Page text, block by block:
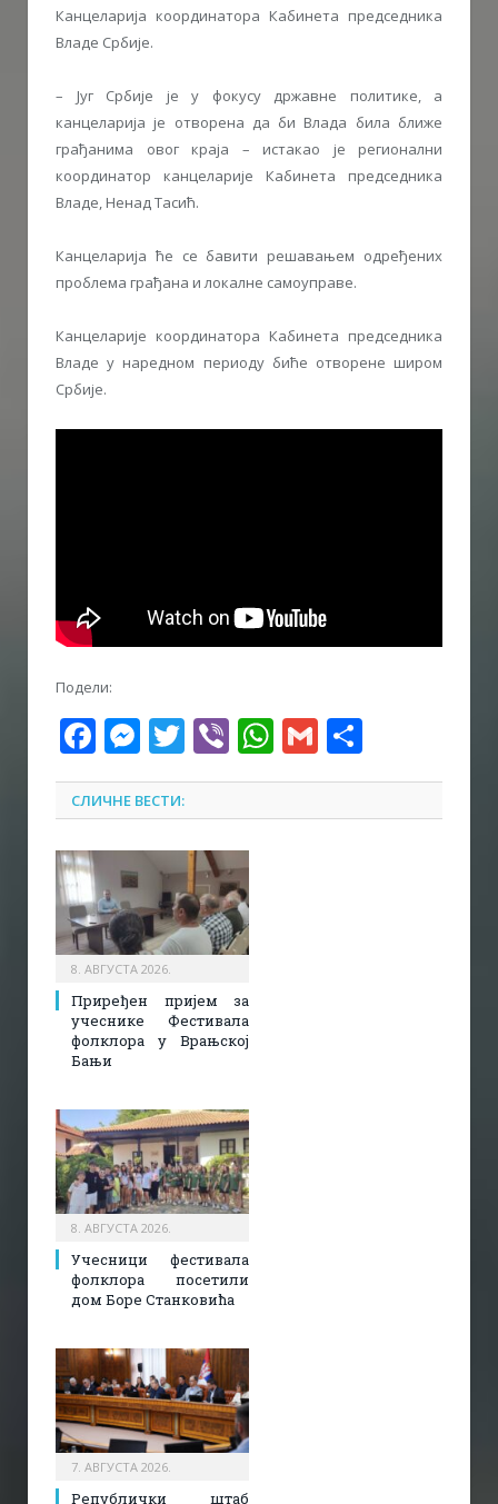
Канцеларија координатора Кабинета председника
Владе Србије.
– Југ Србије је у фокусу државне политике, а
канцеларија је отворена да би Влада била ближе
грађанима овог краја – истакао је регионални
координатор канцеларије Кабинета председника
Владе, Ненад Тасић.
Канцеларија ће се бавити решавањем одређених
проблема грађана и локалне самоуправе.
Канцеларије координатора Кабинета председника
Владе у наредном периоду биће отворене широм
Србије.
Подели:
Facebook
Messenger
Twitter
ViberWhatsApp
Gmail
СЛИЧНЕ ВЕСТИ:
8. АВГУСТА 2026.
Приређен пријем за
учеснике Фестивала
фолклора у Врањској
Бањи
8. АВГУСТА 2026.
Учесници фестивала
фолклора посетили
дом Боре Станковића
7. АВГУСТА 2026.
Републички штаб